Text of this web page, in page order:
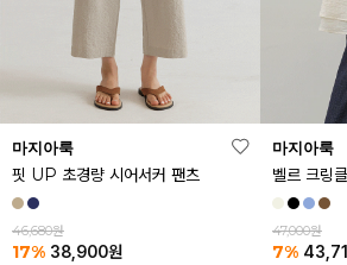
마지아룩
핏 UP 초경량 시어서커 팬츠
46,680원
17% 38,900원
마지아룩
벨르 크링
47,000원
7%